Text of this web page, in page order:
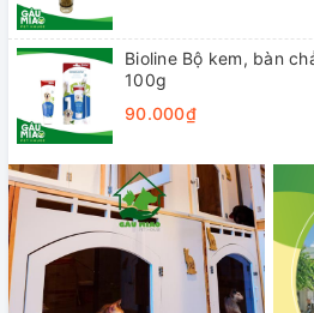
Bioline Bộ kem, bàn
100g
90.000₫